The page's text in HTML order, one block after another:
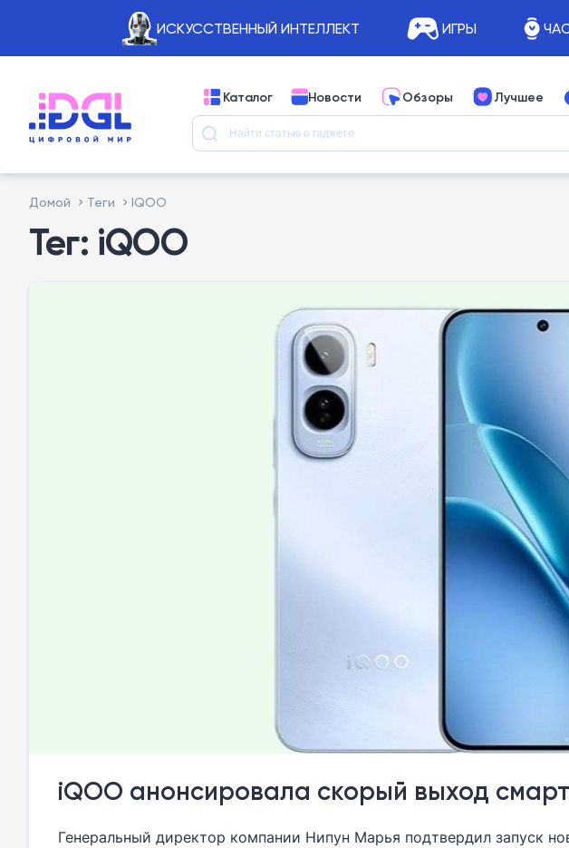
ИСКУССТВЕННЫЙ ИНТЕЛЛЕКТ ИГРЫ
Каталог Новости Обзоры Лучшее
Домой Теги IQOO
Тег: iQOO
iQOO анонсировала скорый выход
Генеральный директор компании Нипун Марья подтвердил запуск